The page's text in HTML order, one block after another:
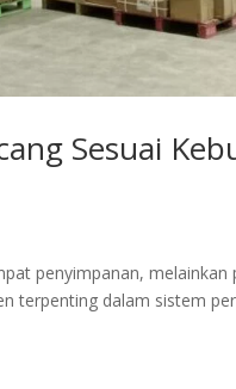
Sesuai
penyimpanan,
terpenting dalam sistem